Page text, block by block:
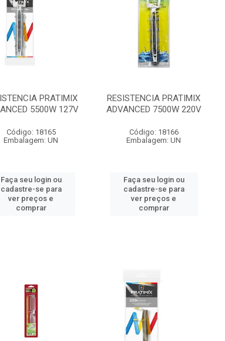
PRATIMIX
5500W 127V
Código: 18165
Embalagem: UN
Faça seu login ou
cadastre-se para
ver preços e
comprar
RESISTENCIA PRATIMIX
ADVANCED 7500W 220V
Código: 18166
Embalagem: UN
Faça seu login ou
cadastre-se para
ver preços e
comprar